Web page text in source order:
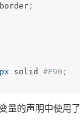
;
solid #F90;
量的声明中使用了